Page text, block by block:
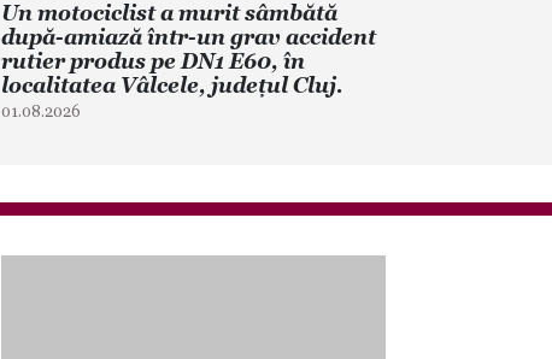
Un motociclist a murit sâmbătă
după-amiază într-un grav accident
rutier produs pe DN1 E60, în
localitatea Vâlcele, județul Cluj.
01.08.2026